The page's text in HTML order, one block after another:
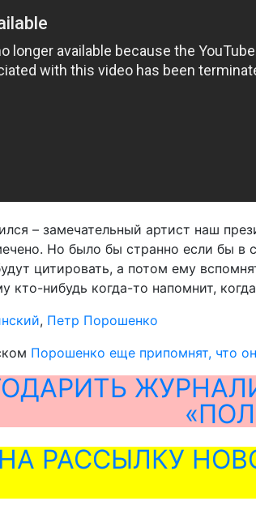
– замечательный артист наш
Но было бы странно если бы
цитировать, а потом ему
кто-нибудь когда-то напомнит,
, Петр Порошенко
Порошенко еще припомнят, что
РАССЫЛКУ